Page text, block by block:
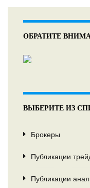
ОБРАТИТЕ
ВЫБЕРИТЕ ИЗ
Брокеры
Публикации
Публикации